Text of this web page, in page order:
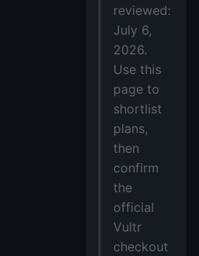
reviewed:
July 6,
2026.
Use this
page to
shortlist
plans,
then
confirm
the
official
Vultr
checkout